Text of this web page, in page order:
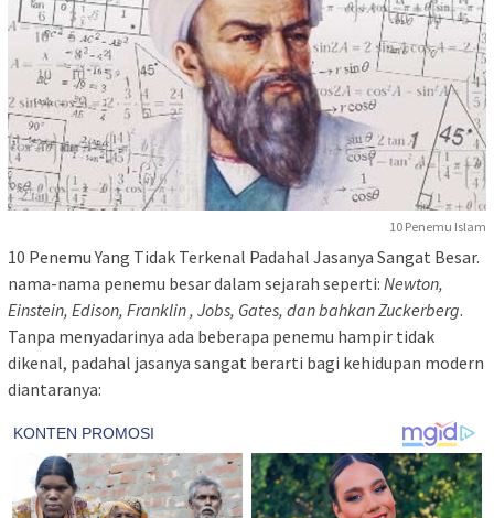
10 Penemu Islam
10 Penemu Yang Tidak Terkenal Padahal Jasanya Sangat Besar.
nama-nama penemu besar dalam sejarah seperti: Newton,
Einstein, Edison, Franklin , Jobs, Gates, dan bahkan Zuckerberg.
Tanpa menyadarinya ada beberapa penemu hampir tidak
dikenal, padahal jasanya sangat berarti bagi kehidupan modern
diantaranya: